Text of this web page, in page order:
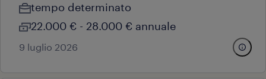
tempo determinato
22.000 € - 28.000 € annuale
9 luglio 2026